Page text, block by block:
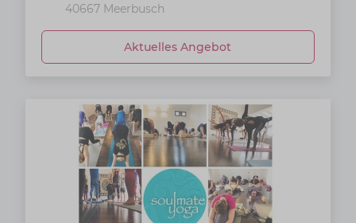
40667 Meerbusch
Aktuelles Angebot